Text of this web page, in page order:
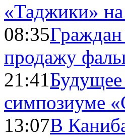
«Таджики»
08:35
продажу
21:41
симпозиуме
13:07В